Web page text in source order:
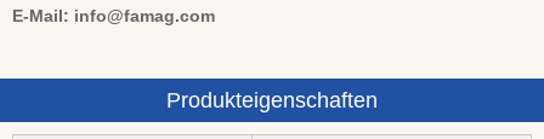
E-Mail: info@famag.com
Produkteigenschaften